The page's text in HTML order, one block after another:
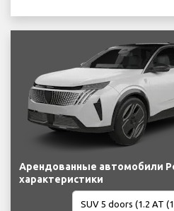
Арендованные автомобили
характеристики